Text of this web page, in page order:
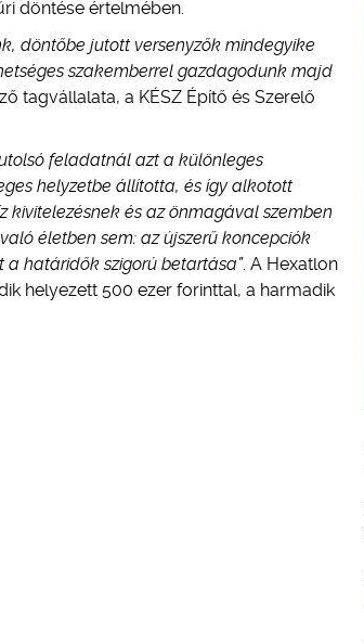
döntése értelmében.
döntőbe jutott versenyzők mindegyike
szakemberrel gazdagodunk majd
tagvállalata, a KÉSZ Építő és Szerelő
feladatnál azt a különleges
helyzetbe állította, és így alkotott
kivitelezésnek és az önmagával szemben
életben sem: az újszerű koncepciók
határidők szigorú betartása”. A Hexatlon
helyezett 500 ezer forinttal, a harmadik